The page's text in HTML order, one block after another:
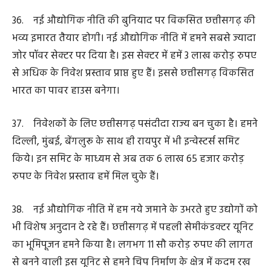
औद्योगिक वातावरण के अनुकूल नहीं थी। छत्तीसगढ़ में निवेश की
जो संभावनाएं पैदा हुई हैं, उसके पीछे एक दशक में इंफ्रास्ट्रक्चर
प्रोजेक्ट्स पर हुए कामों की बड़ी भूमिका है। वर्ष 2030 तक हम
उतनी ही रेल लाइन बिछा देंगे, जितनी 1853 में रेलवे शुरू होने से
लेकर वर्ष 2014 तक बिछाई गई थी।
44. रावघाट से जगदलपुर, केके लाइन का दोहरीकरण, तेलंगाना
के कोठागुडेम से किरंदुल तक नई रेल परियोजनाएं बस्तर की भाग्य
रेखा साबित होंगी। खरसिया से परमालकसा जाने वाली रेल लाइन
प्रदेश के महत्वपूर्ण औद्योगिक केंद्रों को जोड़ेगी। नई रेल लाइनें
45. स्वामी विवेकानंद एयरपोर्ट रायपुर से हमने कार्गाे सुविधा भी
आरंभ की है। धनबाद और विशाखापट्नम जैसे औद्योगिक केंद्रों को
जोड़ने वाले एक्सप्रेस-वे का निर्माण तेजी से हो रहा है।